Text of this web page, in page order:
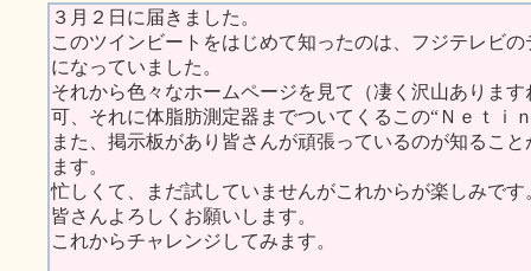
３月２日に届きました。
このツインビートをはじめて知ったのは、フジテレビ
になっていました。
それから色々なホームページを見て（凄く沢山ありま
可、それに体脂肪測定器までついてくるこの“Ｎｅｔｉ
また、掲示板があり皆さんが頑張っているのが知るこ
ます。
忙しくて、まだ試していませんがこれからが楽しみです
皆さんよろしくお願いします。
これからチャレンジしてみます。